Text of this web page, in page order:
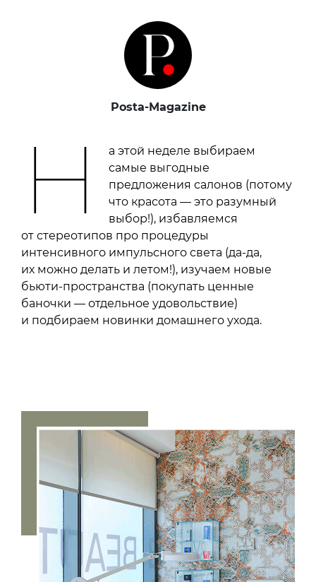
Posta-Magazine
Н
а этой неделе выбираем
самые выгодные
предложения салонов (потому
что красота — это разумный
выбор!), избавляемся
от стереотипов про процедуры
интенсивного импульсного света (да-да,
их можно делать и летом!), изучаем новые
бьюти-пространства (покупать ценные
баночки — отдельное удовольствие)
и подбираем новинки домашнего ухода.